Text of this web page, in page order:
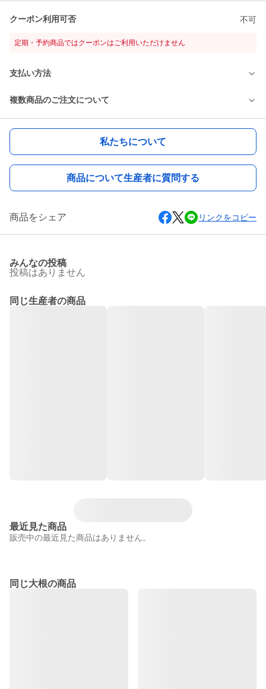
クーポン利用可否 不可
定期・予約商品ではクーポンはご利用いただけません
支払い方法
複数商品のご注文について
私たちについて
商品について生産者に質問する
商品をシェア リンクをコピー
みんなの投稿
投稿はありません
同じ生産者の商品
最近見た商品
販売中の最近見た商品はありません。
同じ大根の商品